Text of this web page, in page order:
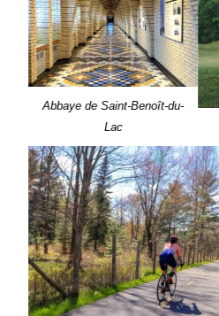
Abbaye de Saint-Benoît-du-
Lac